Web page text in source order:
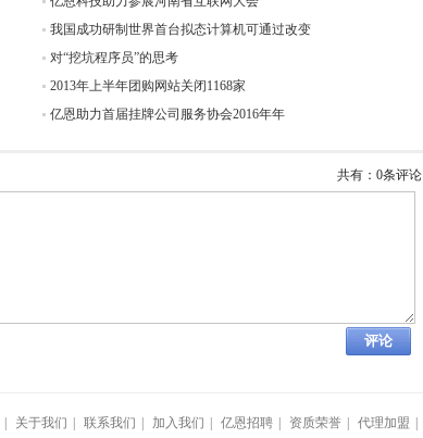
我国成功研制世界首台拟态计算机可通过改变
对“挖坑程序员”的思考
2013年上半年团购网站关闭1168家
亿恩助力首届挂牌公司服务协会2016年年
共有：0条评论
关于我们 联系我们 加入我们 亿恩招聘 资质荣誉 代理加盟